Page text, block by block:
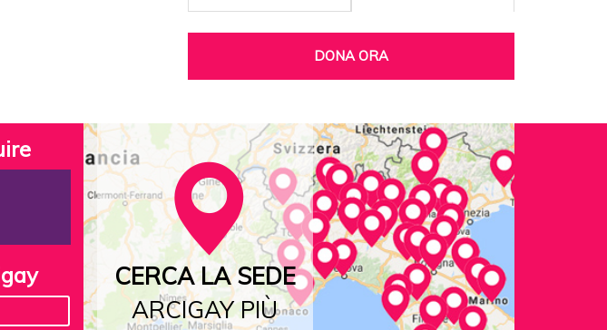
DONA ORA
CERCA LA SEDE
ARCIGAY PIÙ